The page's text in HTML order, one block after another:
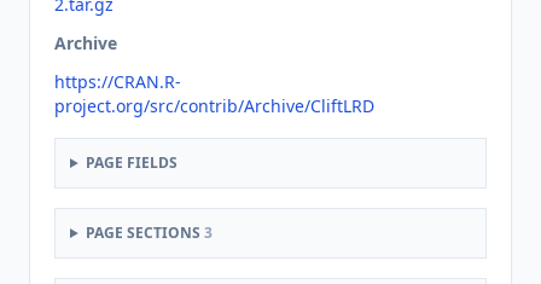
Archive
https://CRAN.R-
project.org/src/contrib/Archive/CliftLRD
PAGE FIELDS
PAGE SECTIONS 3